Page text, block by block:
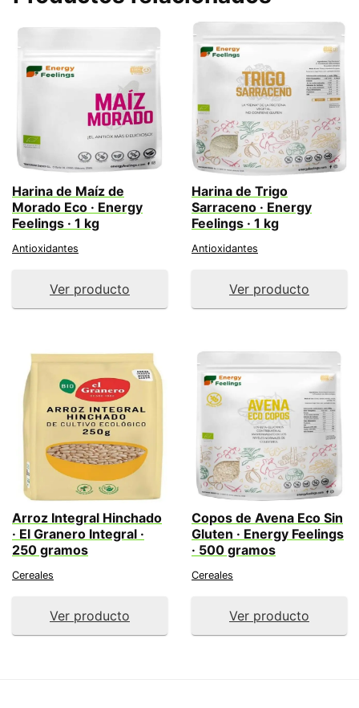
Harina de Maíz de
Morado Eco · Energy
Feelings · 1 kg
Antioxidantes
Ver producto
Harina de Trigo
Sarraceno · Energy
Feelings · 1 kg
Antioxidantes
Ver producto
Arroz Integral Hinchado
· El Granero Integral ·
250 gramos
Cereales
Ver producto
Copos de Avena Eco Sin
Gluten · Energy Feelings
· 500 gramos
Cereales
Ver producto